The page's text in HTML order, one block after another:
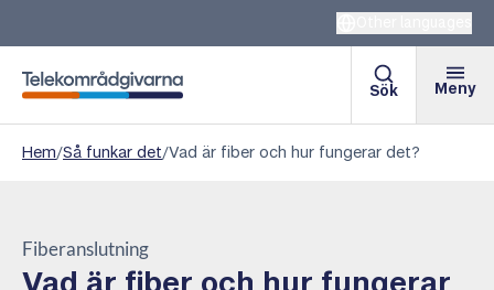
Telekområdgivarna
Sök Meny
Hem/Så funkar det/Vad är fiber och hur fungerar det?
Fiberanslutning
Vad är fiber och hur fungerar